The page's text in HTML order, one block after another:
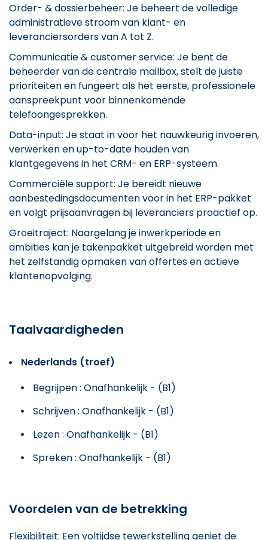
Order- & dossierbeheer: Je beheert de volledige
administratieve stroom van klant- en
leveranciersorders van A tot Z.
Communicatie & customer service: Je bent de
beheerder van de centrale mailbox, stelt de juiste
prioriteiten en fungeert als het eerste, professionele
aanspreekpunt voor binnenkomende
telefoongesprekken.
Data-input: Je staat in voor het nauwkeurig invoeren,
verwerken en up-to-date houden van
klantgegevens in het CRM- en ERP-systeem.
Commerciële support: Je bereidt nieuwe
aanbestedingsdocumenten voor in het ERP-pakket
en volgt prijsaanvragen bij leveranciers proactief op.
Groeitraject: Naargelang je inwerkperiode en
ambities kan je takenpakket uitgebreid worden met
het zelfstandig opmaken van offertes en actieve
klantenopvolging.
Taalvaardigheden
Nederlands (troef)
Begrijpen : Onafhankelijk - (B1)
Schrijven : Onafhankelijk - (B1)
Lezen : Onafhankelijk - (B1)
Spreken : Onafhankelijk - (B1)
Voordelen van de betrekking
Flexibiliteit: Een voltijdse tewerkstelling geniet de